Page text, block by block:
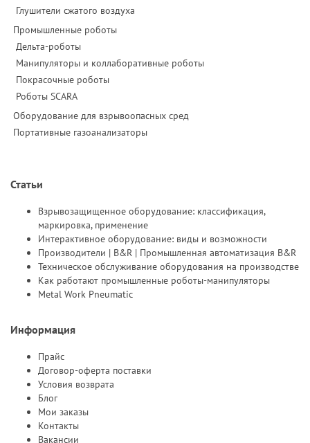
Глушители сжатого воздуха
Промышленные роботы
Дельта-роботы
Манипуляторы и коллаборативные роботы
Покрасочные роботы
Роботы SCARA
Оборудование для взрывоопасных сред
Портативные газоанализаторы
Статьи
Взрывозащищенное оборудование: классификация,
маркировка, применение
Интерактивное оборудование: виды и возможности
Производители | B&R | Промышленная автоматизация B&R
Техническое обслуживание оборудования на производстве
Как работают промышленные роботы-манипуляторы
Metal Work Pneumatic
Информация
Прайс
Договор-оферта поставки
Условия возврата
Блог
Мои заказы
Контакты
Вакансии